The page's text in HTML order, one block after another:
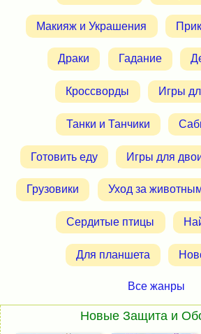
Макияж и Украшения
Драки Гадание
Кроссворды Игры
Танки и Танчики
Готовить еду Игры для
Грузовики Уход за
Сердитые птицы
Для планшета
Все жанры
Новые Защита и